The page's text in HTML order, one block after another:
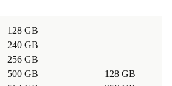
128 GB
240 GB
256 GB
500 GB
128 GB